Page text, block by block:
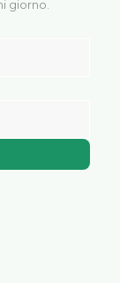
giorno.